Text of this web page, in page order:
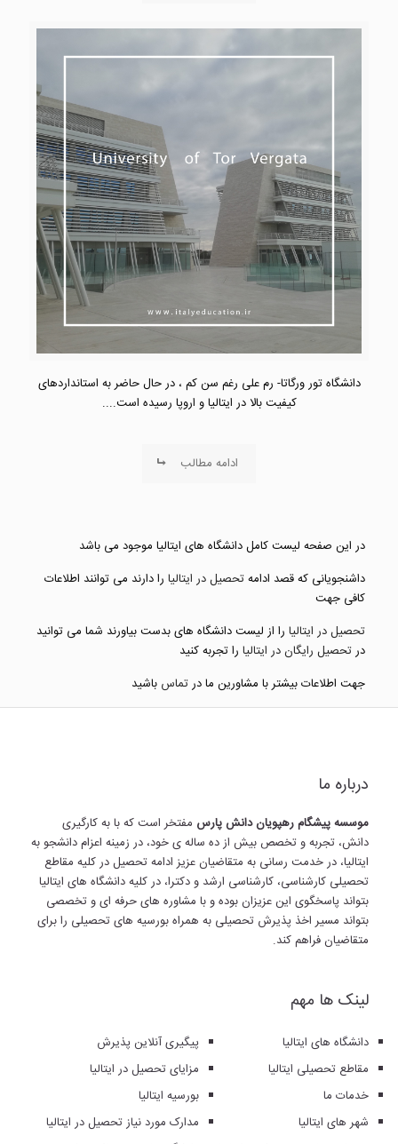
دانشگاه تور ورگاتا- رم علی رغم سن کم ، در حال حاضر به استانداردهای
کیفیت بالا در ایتالیا و اروپا رسیده است....
ادامه مطالب
در این صفحه لیست کامل دانشگاه های ایتالیا موجود می باشد
داشنجویانی که قصد ادامهتحصیل در ایتالیارا دارند می توانند اطلاعات
کافی جهت
تحصیل در ایتالیارا از لیست دانشگاه های بدست بیاورند شما می توانید
درتحصیل رایگان در ایتالیا را تجربه کنید
جهت اطلاعات بیشتر با مشاورین ما درتماس باشید
درباره ما
موسسه پیشگام رهپویان دانش پارس مفتخر است که با به کارگیری
دانش، تجربه و تخصص بیش از ده ساله ی خود، در زمینه اعزام دانشجو به
ایتالیا، در خدمت رسانی به متقاضیان عزیز ادامه تحصیل در کلیه مقاطع
تحصیلی کارشناسی، کارشناسی ارشد و دکترا، در کلیه دانشگاه های ایتالیا
بتواند پاسخگوی این عزیزان بوده و با مشاوره های حرفه ای و تخصصی
بتواند مسیر اخذ پذیرش تحصیلی به همراه بورسیه های تحصیلی را برای
متقاضیان فراهم کند.
لینک ها مهم
پیگیری آنلاین پذیرش
مزایای تحصیل در ایتالیا
بورسیه ایتالیا
مدارک مورد نیاز تحصیل در ایتالیا
دانشگاه های ایتالیا
مقاطع تحصیلی ایتالیا
خدمات ما
شهر های ایتالیا